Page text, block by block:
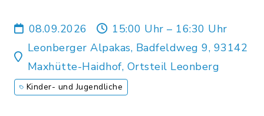
2026
08.09.2026
15:00 Uhr – 16:30 Uhr
Leonberger Alpakas, Badfeldweg 9, 93142
Maxhütte-Haidhof, Ortsteil Leonberg
Kinder- und Jugendliche